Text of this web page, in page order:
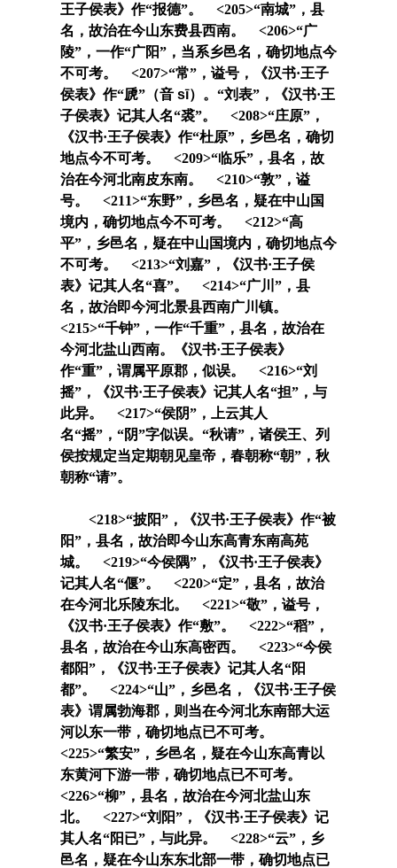
王子侯表》作“报德”。 <205>“南城”，县
名，故治在今山东费县西南。 <206>“广
陵”，一作“广阳”，当系乡邑名，确切地点今
不可考。 <207>“常”，谥号，《汉书·王子
侯表》作“虒”（音 sī） 。“刘表”，《汉书·王
子侯表》记其人名“裘”。 <208>“庄原”，
《汉书·王子侯表》作“杜原”，乡邑名，确切
地点今不可考。 <209>“临乐”，县名，故
治在今河北南皮东南。 <210>“敦”，谥
号。 <211>“东野”，乡邑名，疑在中山国
境内，确切地点今不可考。 <212>“高
平”，乡邑名，疑在中山国境内，确切地点今
不可考。 <213>“刘嘉”，《汉书·王子侯
表》记其人名“喜”。 <214>“广川 ”，县
名，故治即今河北景县西南广川镇。
<215>“千钟”，一作“千重”，县名，故治在
今河北盐山西南。《汉书·王子侯表》
作“重”，谓属平原郡，似误。 <216>“刘
摇”，《汉书·王子侯表》记其人名“担”，与
此异。 <217>“侯阴”，上云其人
名“摇”，“阴”字似误。“秋请”，诸侯王、列
侯按规定当定期朝见皇帝，春朝称“朝”，秋
朝称“请”。
<218>“披阳”，《汉书·王子侯表》作“被
阳”，县名，故治即今山东高青东南高苑
城。 <219>“今侯隅”，《汉书·王子侯表》
记其人名“偃”。 <220>“定”，县名，故治
在今河北乐陵东北。 <221>“敬”，谥号，
《汉书·王子侯表》作“敷”。 <222>“稻”，
县名，故治在今山东高密西。 <223>“今侯
都阳”，《汉书·王子侯表》记其人名“阳
都”。 <224>“山”，乡邑名，《汉书·王子侯
表》谓属勃海郡，则当在今河北东南部大运
河以东一带，确切地点已不可考。
<225>“繁安”，乡邑名，疑在今山东高青以
东黄河下游一带，确切地点已不可考。
<226>“柳”，县名，故治在今河北盐山东
北。 <227>“刘阳”，《汉书·王子侯表》记
其人名“阳已”，与此异。 <228>“云”，乡
邑名，疑在今山东东北部一带，确切地点已